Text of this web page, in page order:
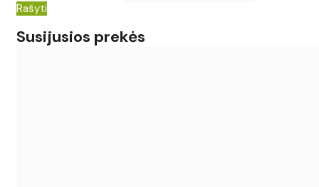
Rašyti
Susijusios prekės